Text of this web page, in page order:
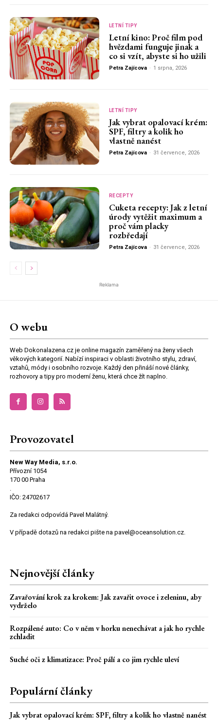
LETNÍ TIPY
Letní kino: Proč film pod
hvězdami funguje jinak a
co si vzít, abyste si ho užili
Petra Zajícova - 1 srpna, 2026
LETNÍ TIPY
Jak vybrat opalovací krém:
SPF, filtry a kolik ho
vlastně nanést
Petra Zajícova - 31 července, 2026
RECEPTY
Cuketa recepty: Jak z letní
úrody vytěžit maximum a
proč vám placky
rozbředají
Petra Zajícova - 31 července, 2026
Reklama
O webu
Web Dokonalazena.cz je online magazín zaměřený na ženy všech
věkových kategorií. Nabízí inspiraci v oblasti životního stylu, zdraví,
vztahů, módy i osobního rozvoje. Každý den přináší nové články,
rozhovory a tipy pro moderní ženu, která chce žít naplno.
Provozovatel
New Way Media, s.r.o.
Přívozní 1054
170 00 Praha
.
IČO: 24702617
Za redakci odpovídá Pavel Malátný.
V případě dotazů na redakci pište na pavel@oceansolution.cz.
Nejnovější články
Zavařování krok za krokem: Jak zavařit ovoce i zeleninu, aby
vydrželo
Rozpálené auto: Co v něm v horku nenechávat a jak ho rychle
zchladit
Suché oči z klimatizace: Proč pálí a co jim rychle uleví
Populární články
Jak vybrat opalovací krém: SPF, filtry a kolik ho vlastně nanést